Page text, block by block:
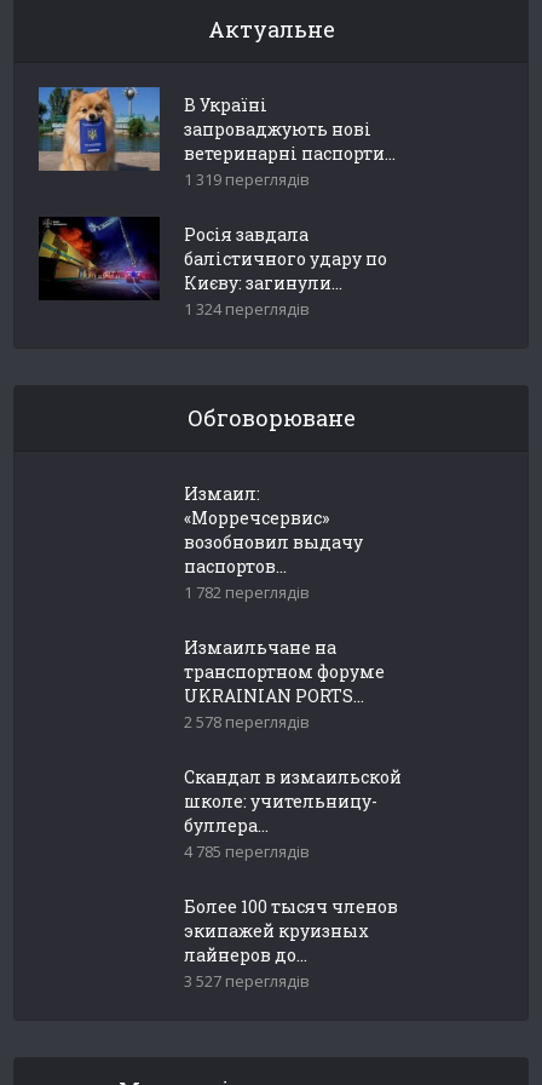
Актуальне
В Україні
запроваджують нові
ветеринарні паспорти...
1 319 переглядів
Росія завдала
балістичного удару по
Києву: загинули...
1 324 переглядів
Обговорюване
Измаил:
«Морречсервис»
возобновил выдачу
паспортов...
1 782 переглядів
Измаильчане на
транспортном форуме
UKRAINIAN PORTS...
2 578 переглядів
Скандал в измаильской
школе: учительницу-
буллера...
4 785 переглядів
Более 100 тысяч членов
экипажей круизных
лайнеров до...
3 527 переглядів